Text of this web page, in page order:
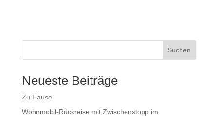
Suchen
Neueste Beiträge
Zu Hause
Wohnmobil-Rückreise mit Zwischenstopp im